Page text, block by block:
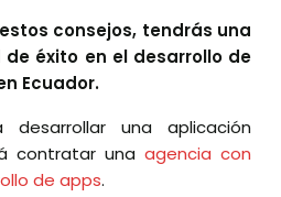
consejos, tendrás una
éxito en el desarrollo de
Ecuador.
desarrollar una aplicación
contratar una agencia con
de apps.